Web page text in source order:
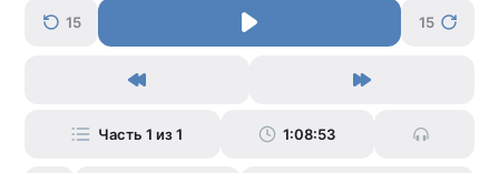
15 15
Часть 1 из 1 1:08:53